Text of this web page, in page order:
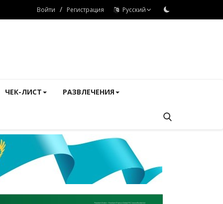
Войти / Регистрация Русский
ЧЕК-ЛИСТ РАЗВЛЕЧЕНИЯ